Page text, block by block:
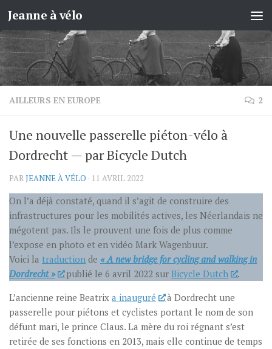
Skip to content
Jeanne à vélo
AILLEURS EN EUROPE 2
Une nouvelle passerelle piéton-vélo à
Dordrecht — par Bicycle Dutch
PARJEANNE À VÉLO · 11 AVRIL 2022
On l’a déjà constaté, quand il s’agit de construire des
infrastructures pour les mobilités actives, les Néerlandais ne
mégotent pas. Ils le prouvent une fois de plus comme
l’expose en photo et en vidéo Mark Wagenbuur.
Voici la traduction de « A new bridge for cycling and walking in
Dordrecht » publié le 6 avril 2022 surBicycle Dutch
.
L’ancienne reine Beatrix a inauguré
à Dordrecht une
passerelle pour piétons et cyclistes portant le nom de son
défunt mari, le prince Claus. La mère du roi régnant s’est
retirée de ses fonctions en 2013, mais elle continue de temps